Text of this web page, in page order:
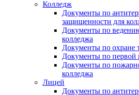
Колледж
Документы по
защищенности для
Документы по
колледжа
Документы по охране
Документы по первой
Документы по
колледжа
Лицей
Документы по